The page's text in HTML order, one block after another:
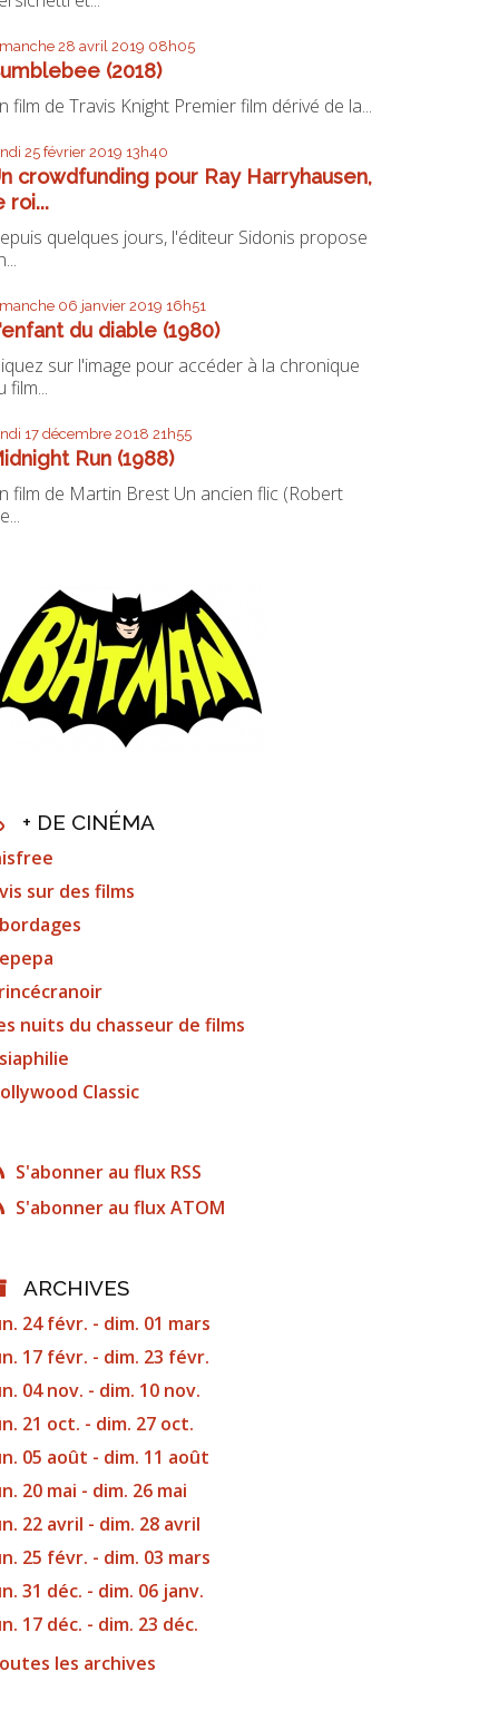
28 avril 2019 08h05
(2018)
film de Travis Knight Premier film dérivé de la...
25 février 2019 13h40
crowdfunding pour Ray Harryhausen,
roi...
quelques jours, l'éditeur Sidonis propose
06 janvier 2019 16h51
du diable (1980)
sur l'image pour accéder à la chronique
film...
17 décembre 2018 21h55
Run (1988)
film de Martin Brest Un ancien flic (Robert
+ DE CINÉMA
sur des films
nuits du chasseur de films
Classic
S'abonner au flux RSS
S'abonner au flux ATOM
ARCHIVES
24 févr. - dim. 01 mars
17 févr. - dim. 23 févr.
04 nov. - dim. 10 nov.
21 oct. - dim. 27 oct.
05 août - dim. 11 août
20 mai - dim. 26 mai
22 avril - dim. 28 avril
25 févr. - dim. 03 mars
31 déc. - dim. 06 janv.
17 déc. - dim. 23 déc.
les archives